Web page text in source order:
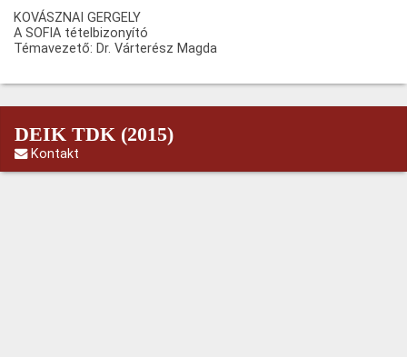
KOVÁSZNAI GERGELY
A SOFIA tételbizonyító
Témavezető: Dr. Várterész Magda
DEIK TDK (2015)
Kontakt